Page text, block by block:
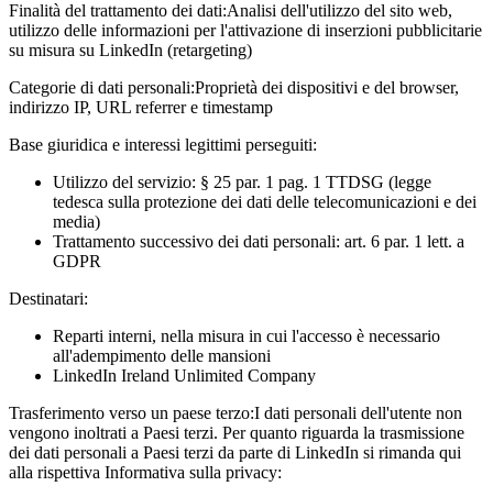
Finalità del trattamento dei dati:Analisi dell'utilizzo del sito web,
utilizzo delle informazioni per l'attivazione di inserzioni pubblicitarie
su misura su LinkedIn (retargeting)
Categorie di dati personali:Proprietà dei dispositivi e del browser,
indirizzo IP, URL referrer e timestamp
Base giuridica e interessi legittimi perseguiti:
Utilizzo del servizio: § 25 par. 1 pag. 1 TTDSG (legge
tedesca sulla protezione dei dati delle telecomunicazioni e dei
media)
Trattamento successivo dei dati personali: art. 6 par. 1 lett. a
GDPR
Destinatari:
Reparti interni, nella misura in cui l'accesso è necessario
all'adempimento delle mansioni
LinkedIn Ireland Unlimited Company
Trasferimento verso un paese terzo:I dati personali dell'utente non
vengono inoltrati a Paesi terzi. Per quanto riguarda la trasmissione
dei dati personali a Paesi terzi da parte di LinkedIn si rimanda qui
alla rispettiva Informativa sulla privacy: